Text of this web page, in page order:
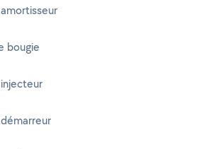
bougie